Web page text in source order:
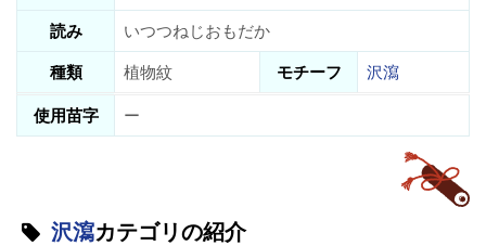
読み
いつつねじおもだか
種類
植物紋 モチーフ
沢瀉
使用苗字
ー
沢瀉カテゴリの紹介